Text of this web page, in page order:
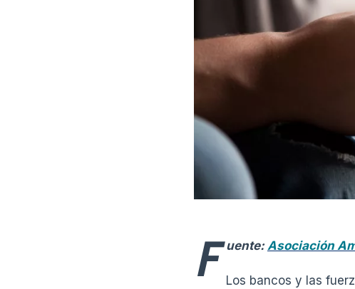
F uente: Asociación
Los bancos y las